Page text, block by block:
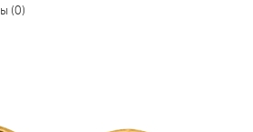
(0)